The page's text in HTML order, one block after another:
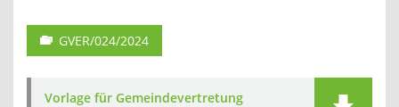
GVER/024/2024
Vorlage für Gemeindevertretung